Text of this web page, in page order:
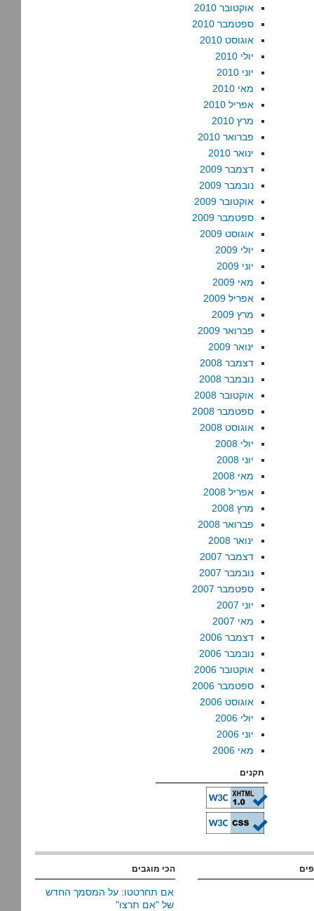
אוקטובר 2010
ספטמבר 2010
אוגוסט 2010
יולי 2010
יוני 2010
מאי 2010
אפריל 2010
מרץ 2010
פברואר 2010
ינואר 2010
דצמבר 2009
נובמבר 2009
אוקטובר 2009
ספטמבר 2009
אוגוסט 2009
יולי 2009
יוני 2009
מאי 2009
אפריל 2009
מרץ 2009
פברואר 2009
ינואר 2009
דצמבר 2008
נובמבר 2008
אוקטובר 2008
ספטמבר 2008
אוגוסט 2008
יולי 2008
יוני 2008
מאי 2008
אפריל 2008
מרץ 2008
פברואר 2008
ינואר 2008
דצמבר 2007
נובמבר 2007
ספטמבר 2007
יוני 2007
מאי 2007
דצמבר 2006
נובמבר 2006
אוקטובר 2006
ספטמבר 2006
אוגוסט 2006
יולי 2006
יוני 2006
מאי 2006
תקנים
הכי מוגבים
אם תחרטטו: על המסמך החדש
של "אם תרצו"